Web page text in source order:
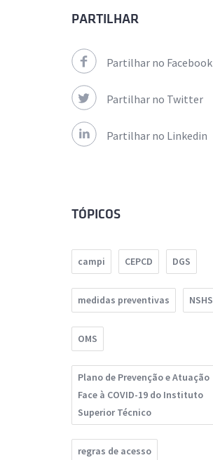
PARTILHAR
Partilhar no Facebook
Partilhar no Twitter
Partilhar no Linkedin
TÓPICOS
campi CEPCD DGS
medidas preventivas NSHS
OMS
Plano de Prevenção e Atuação
Face à COVID-19 do Instituto
Superior Técnico
regras de acesso